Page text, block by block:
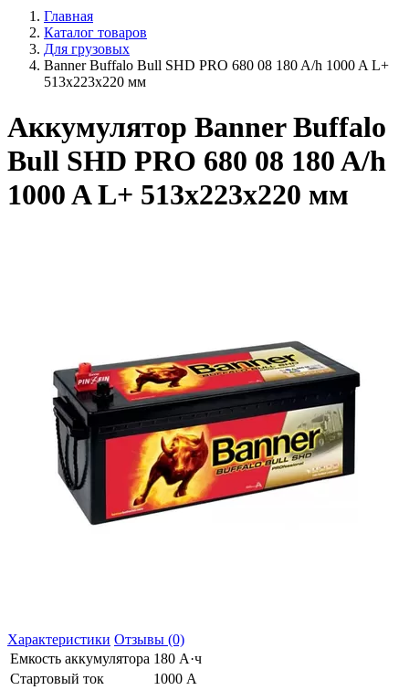
Главная
Каталог товаров
Для грузовых
Banner Buffalo Bull SHD PRO 680 08 180 A/h 1000 A L+
513x223x220 мм
Аккумулятор Banner Buffalo
Bull SHD PRO 680 08 180 A/h
1000 A L+ 513x223x220 мм
Характеристики Отзывы (0)
Емкость аккумулятора 180 А·ч
Стартовый ток
1000 А